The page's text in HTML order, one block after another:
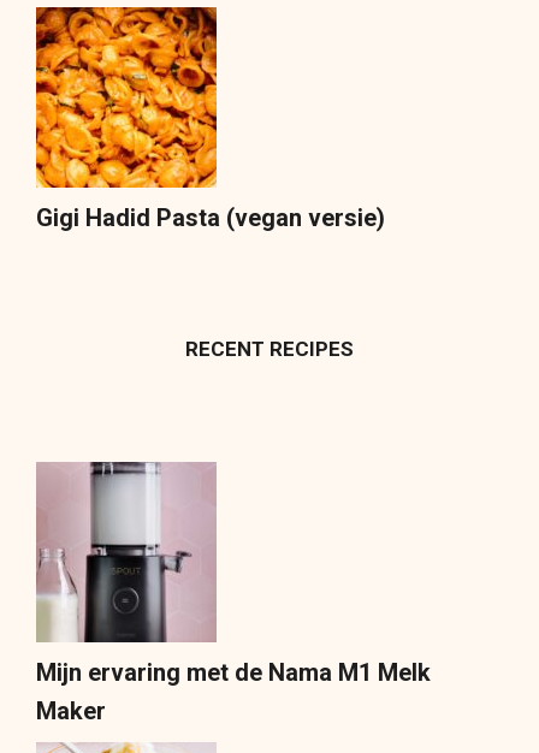
Gigi Hadid Pasta (vegan versie)
RECENT RECIPES
Mijn ervaring met de Nama M1 Melk
Maker